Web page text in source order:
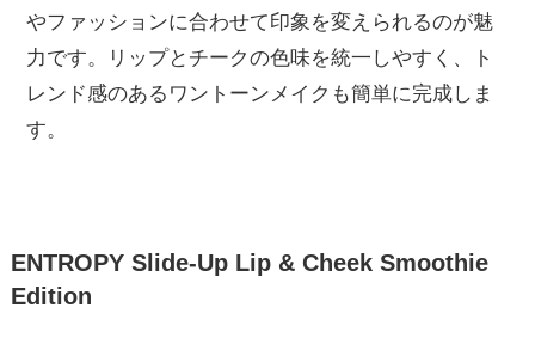
やファッションに合わせて印象を変えられるのが魅
力です。リップとチークの色味を統一しやすく、ト
レンド感のあるワントーンメイクも簡単に完成しま
す。
ENTROPY Slide-Up Lip & Cheek Smoothie
Edition